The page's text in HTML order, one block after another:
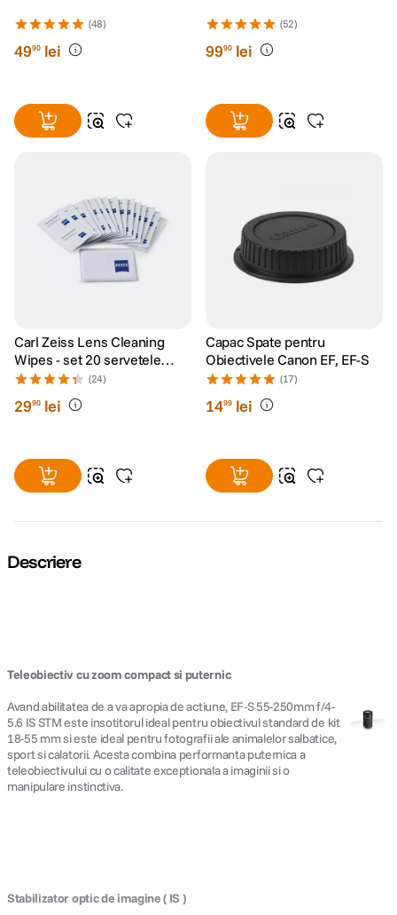
(48)
4990 lei
(52)
9990 lei
Carl Zeiss Lens Cleaning
Wipes - set 20 servetele
umede
(24)
2990 lei
Capac Spate pentru
Obiectivele Canon EF, EF-S
(17)
1499 lei
Descriere
Teleobiectiv cu zoom compact si puternic
Avand abilitatea de a va apropia de actiune, EF-S 55-250mm f/4-
5.6 IS STM este insotitorul ideal pentru obiectivul standard de kit
18-55 mm si este ideal pentru fotografii ale animalelor salbatice,
sport si calatorii. Acesta combina performanta puternica a
teleobiectivului cu o calitate exceptionala a imaginii si o
manipulare instinctiva.
Stabilizator optic de imagine ( IS )